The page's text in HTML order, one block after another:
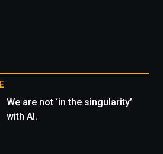
We are not ‘in the singularity’
with AI.